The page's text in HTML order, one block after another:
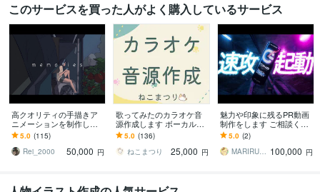
このサービスを買った人がよく購入しているサービス
高クオリティの手描きア
ニメーションを制作しま
す MVやPR動画など、用
途に合わせて制作します
5.0 (115)
Rei_2000
50,000 円
歌ってみたのカラオケ音
源作成します ボーカルMI
X,マスタリングも合わせ
てお引き受けも可能で
す！
5.0 (136)
ねこまつり
25,000 円
魅力や印象に残るPR動画
制作をします ご相談くだ
さい！目的に合った動画
提案をさせていただきま
す！
5.0 (2)
MARIRUI NET 100,000 円